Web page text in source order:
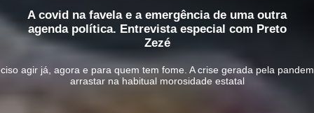
A covid na favela e a emergência de uma outra
agenda política. Entrevista especial com Preto
Zezé
agir já, agora e para quem tem fome. A crise gerada pela
arrastar na habitual morosidade estatal